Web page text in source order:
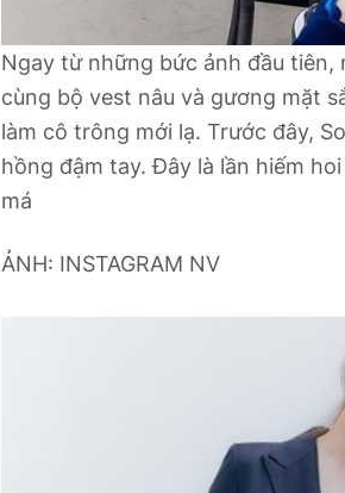
Ngay từ những bức ảnh đầu
cùng bộ vest nâu và gương mặt
làm cô trông mới lạ. Trước đây,
hồng đậm tay. Đây là lần hiếm
má
ẢNH: INSTAGRAM NV